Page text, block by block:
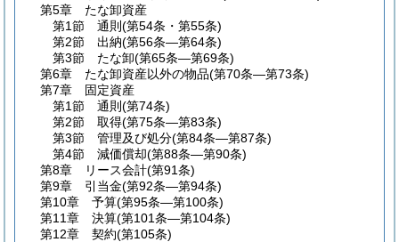
第5章
たな卸資産
第1節
通則 (第54条・第55条)
第2節
出納(第56条―第64条)
第3節
たな卸(第65条―第69条)
第6章
たな卸資産以外の物品(第70条―第73条)
第7章
固定資産
第1節
通則 (第74条)
第2節
取得(第75条―第83条)
第3節
管理及び処分(第84条―第87条)
第4節
減価償却(第88条―第90条)
第8章
リース会計(第91条)
第9章
引当金(第92条―第94条)
第10章
予算(第95条―第100条)
第11章
決算(第101条―第104条)
第12章
契約(第105条)